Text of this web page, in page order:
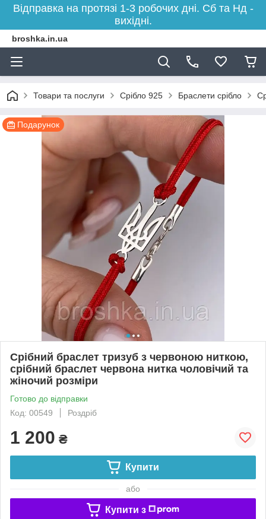
Відправка на протязі 1-3 робочих дні. Сб та Нд -
вихідні.
broshka.in.ua
Товари та послуги Срібло 925 Браслети срібло
Подарунок
Срібний браслет тризуб з червоною ниткою,
срібний браслет червона нитка чоловічий та
жіночий розміри
Готово до відправки
Код: 00549
Роздріб
1 200 ₴
Купити
або
Купити з